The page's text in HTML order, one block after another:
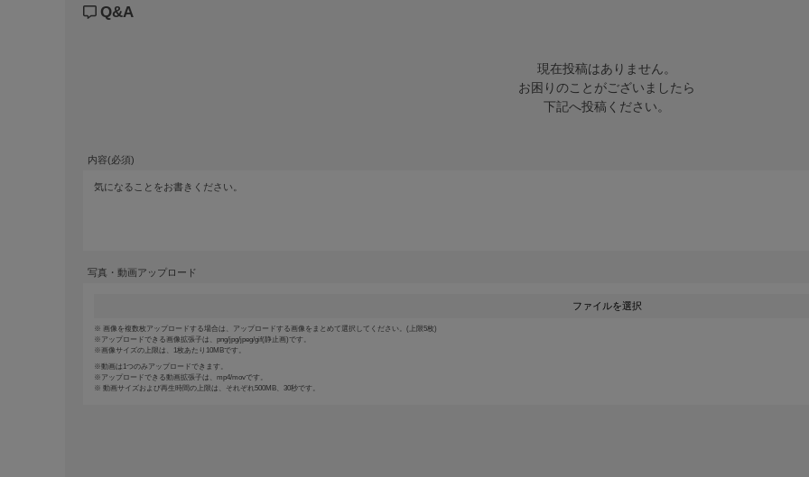
Q&A
現在投稿はありません。
お困りのことがございましたら
下記へ投稿ください。
内容(必須)
写真・動画アップロード
ファイルを選択
画像を複数枚アップロードする場合は、アップロードする画像をまとめて選択してください。(上限5枚)
アップロードできる画像拡張子は、png/jpg/jpeg/gif(静止画)です。
画像サイズの上限は、1枚あたり10MBです。
動画は1つのみアップロードできます。
アップロードできる動画拡張子は、mp4/movです。
動画サイズおよび再生時間の上限は、それぞれ500MB、30秒です。